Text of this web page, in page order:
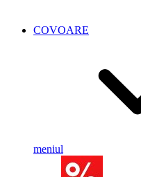
COVOARE
meniul